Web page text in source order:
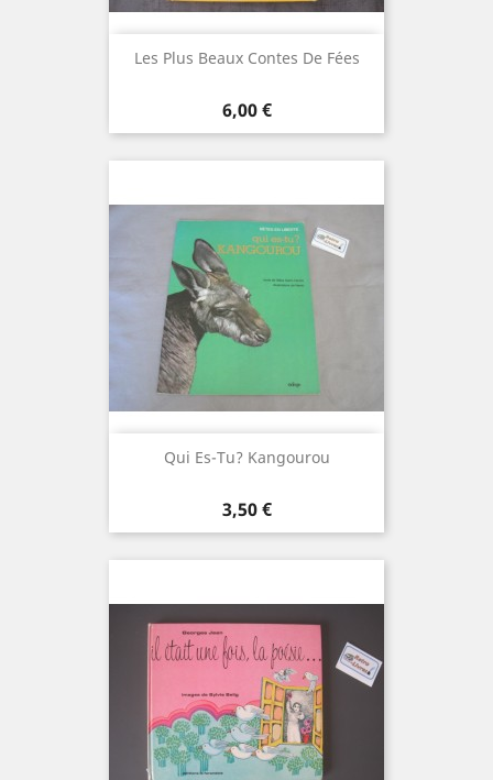
Les Plus Beaux Contes De Fées
Prix
6,00 €
Qui Es-Tu? Kangourou
Prix
3,50 €